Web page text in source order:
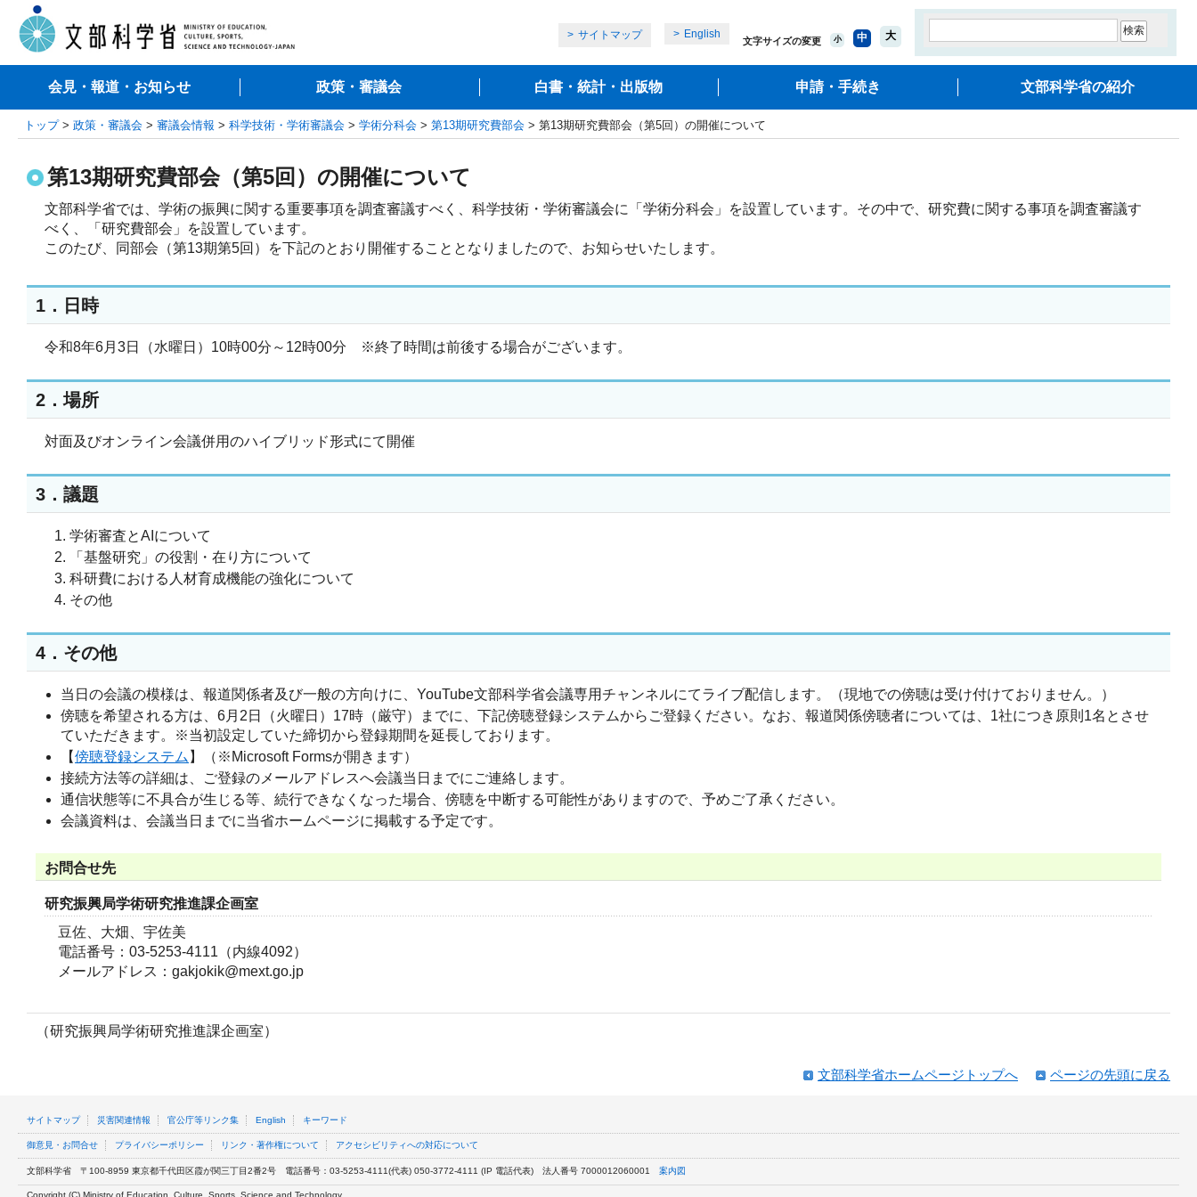
サイトマップ English
文字サイズの変更 小 中 大
会見・報道・お知らせ 政策・審議会 白書・統計・出版物 申請・手続き 文部科学省の紹介
トップ> 政策・審議会 > 審議会情報 > 科学技術・学術審議会 > 学術分科会 > 第13期研究費部会 > 第13期研究費部会（第5回）の開催について
第13期研究費部会（第5回）の開催について
文部科学省では、学術の振興に関する重要事項を調査審議すべく、科学技術・学術審議会に「学術分科会」を設置しています。その中で、研究費に関する事項を調査審議す
べく、「研究費部会」を設置しています。
このたび、同部会（第13期第5回）を下記のとおり開催することとなりましたので、お知らせいたします。
1．日時
令和8年6月3日（水曜日）10時00分～12時00分 ※終了時間は前後する場合がございます。
2．場所
対面及びオンライン会議併用のハイブリッド形式にて開催
3．議題
学術審査とAIについて
「基盤研究」の役割・在り方について
科研費における人材育成機能の強化について
その他
4．その他
当日の会議の模様は、報道関係者及び一般の方向けに、YouTube文部科学省会議専用チャンネルにてライブ配信します。（現地での傍聴は受け付けておりません。）
傍聴を希望される方は、6月2日（火曜日）17時（厳守）までに、下記傍聴登録システムからご登録ください。なお、報道関係傍聴者については、1社につき原則1名とさせ
ていただきます。※当初設定していた締切から登録期間を延長しております。
【傍聴登録システム 】（※Microsoft Formsが開きます）
接続方法等の詳細は、ご登録のメールアドレスへ会議当日までにご連絡します。
通信状態等に不具合が生じる等、続行できなくなった場合、傍聴を中断する可能性がありますので、予めご了承ください。
会議資料は、会議当日までに当省ホームページに掲載する予定です。
お問合せ先
研究振興局学術研究推進課企画室
豆佐、大畑、宇佐美
電話番号：03-5253-4111（内線4092）
メールアドレス：gakjokik@mext.go.jp
（研究振興局学術研究推進課企画室）
ページの先頭に戻る
文部科学省ホームページトップへ
サイトマップ 災害関連情報 官公庁等リンク集 English キーワード
御意見・お問合せ プライバシーポリシー リンク・著作権について アクセシビリティへの対応について
文部科学省 〒100-8959 東京都千代田区霞が関三丁目2番2号 電話番号：03-5253-4111(代表) 050-3772-4111 (IP 電話代表) 法人番号 7000012060001 案内図
Copyright (C) Ministry of Education, Culture, Sports, Science and Technology